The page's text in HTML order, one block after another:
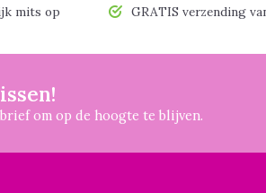
mits op
GRATIS verzending
om op de hoogte te blijven.